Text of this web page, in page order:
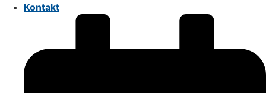
Kontakt